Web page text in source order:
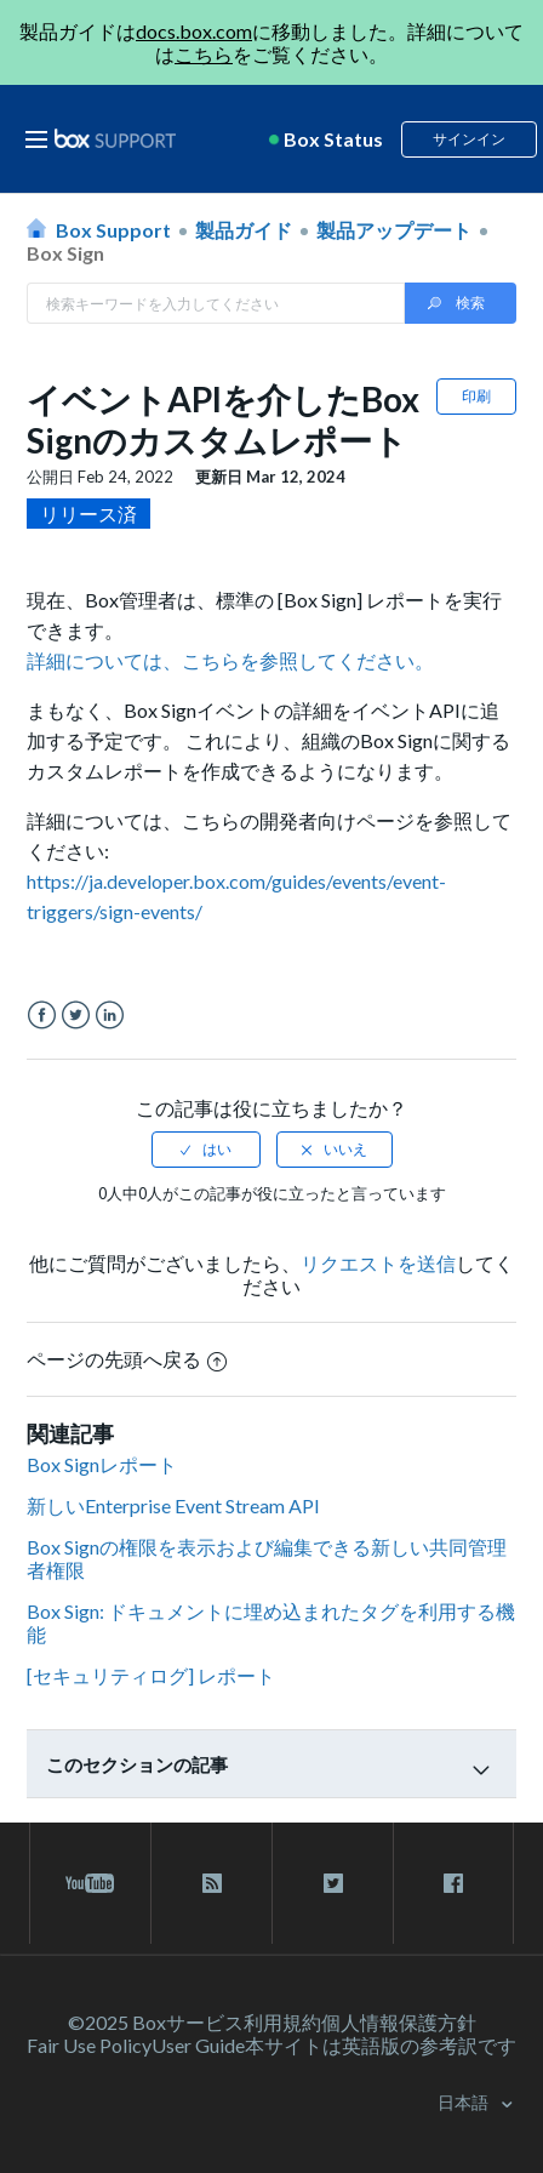
製品ガイドはdocs.box.comに移動しました。詳細について
はこちら をご覧ください。
Box Status サインイン
Box Support 製品ガイド
製品アップデート
Box Sign
印刷
イベントAPIを介したBox
Signのカスタムレポート
公開日Feb 24, 2022 更新日 Mar 12, 2024
リリース済
現在、Box管理者は、標準の [Box Sign] レポートを実行
できます。
詳細については、こちらを参照してください。
まもなく、Box Signイベントの詳細をイベントAPIに追
加する予定です。 これにより、組織のBox Signに関する
カスタムレポートを作成できるようになります。
詳細については、こちらの開発者向けページを参照して
ください:
https://ja.developer.box.com/guides/events/event-
triggers/sign-events/
この記事は役に立ちましたか？
0人中0人がこの記事が役に立ったと言っています
他にご質問がございましたら、 リクエストを送信してく
ださい
ページの先頭へ戻る
関連記事
Box Signレポート
新しいEnterprise Event Stream API
Box Signの権限を表示および編集できる新しい共同管理
者権限
Box Sign: ドキュメントに埋め込まれたタグを利用する機
能
[セキュリティログ] レポート
このセクションの記事
©2025 Boxサービス利⽤規約個人情報保護方針
Fair Use PolicyUser Guide本サイトは英語版の参考訳です
日本語